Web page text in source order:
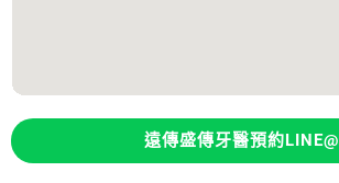
遠傳盛傳牙醫預約LINE@